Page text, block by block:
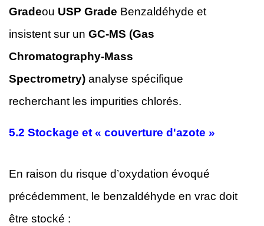
Gradeou USP Grade Benzaldéhyde et
insistent sur un GC-MS (Gas
Chromatography-Mass
Spectrometry) analyse spécifique
recherchant les impurities chlorés.
5.2 Stockage et « couverture d'azote »
En raison du risque d’oxydation évoqué
précédemment, le benzaldéhyde en vrac doit
être stocké :